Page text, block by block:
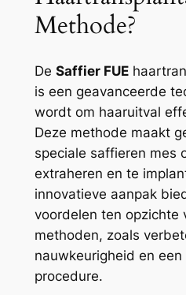
Methode?
De Saffier FUE
is een geavanceerde
wordt om haaruitval
Deze methode maakt
speciale saffieren mes
extraheren en te
innovatieve aanpak
voordelen ten opzichte
methoden, zoals
nauwkeurigheid en
procedure.